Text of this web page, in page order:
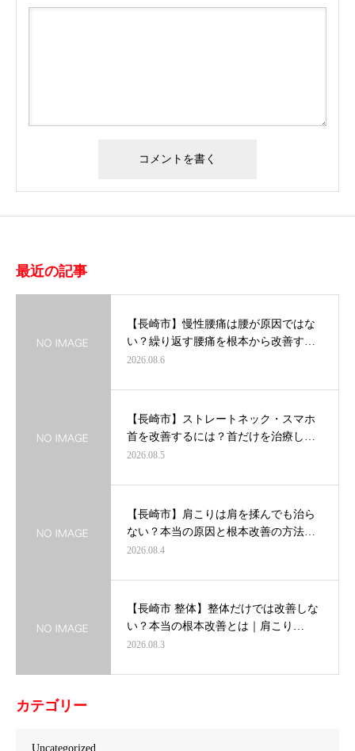
最近の記事
【長崎市】慢性腰痛は腰が原因ではな
い？繰り返す腰痛を根本から改善す…
2026.08.6
【長崎市】ストレートネック・スマホ
首を改善するには？首だけを治療し…
2026.08.5
【長崎市】肩こりは肩を揉んでも治ら
ない？本当の原因と根本改善の方法…
2026.08.4
【長崎市 整体】整体だけでは改善しな
い？本当の根本改善とは｜肩こり…
2026.08.3
カテゴリー
Uncategorized